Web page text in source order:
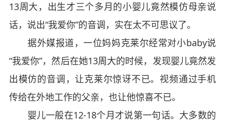
13周大，出生才三个多月的小婴儿竟然模仿母亲说
话，说出“我爱你”的音调，实在太不可思议了。
据外媒报道，一位妈妈克莱尔经常对小baby说
“我爱你”，然后在她13周大的时候，发现婴儿竟然发
出模仿的音调，让克莱尔惊讶不已。视频通过手机
传给在外地工作的父亲，也让他惊喜不已。
婴儿一般在12-18个月才说第一句话。大多数的